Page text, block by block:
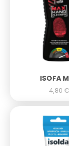
ISOFA
4,80 €